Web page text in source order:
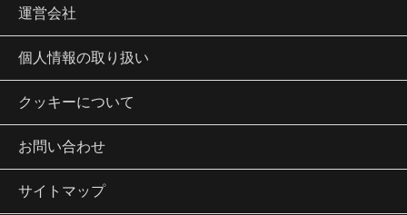
運営会社
個人情報の取り扱い
クッキーについて
お問い合わせ
サイトマップ